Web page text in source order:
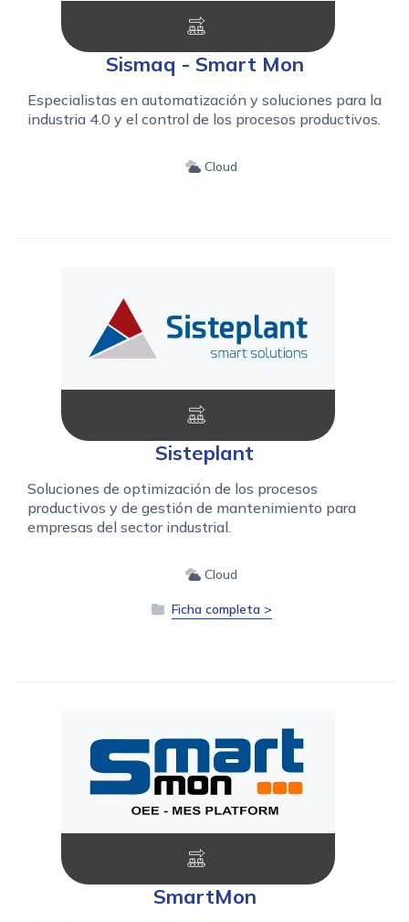
Sismaq - Smart Mon
Especialistas en automatización y soluciones para la
industria 4.0 y el control de los procesos productivos.
Cloud
Sisteplant
Soluciones de optimización de los procesos
productivos y de gestión de mantenimiento para
empresas del sector industrial.
Cloud
Ficha completa >
SmartMon